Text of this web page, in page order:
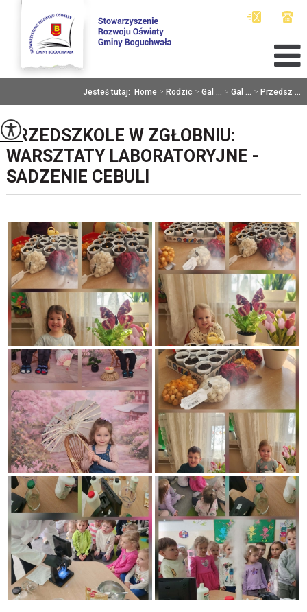
Jesteś tutaj: Home > Rodzic > Gal ... > Gal ... > Przedsz ...
PRZEDSZKOLE W ZGŁOBNIU:
WARSZTATY LABORATORYJNE -
SADZENIE CEBULI